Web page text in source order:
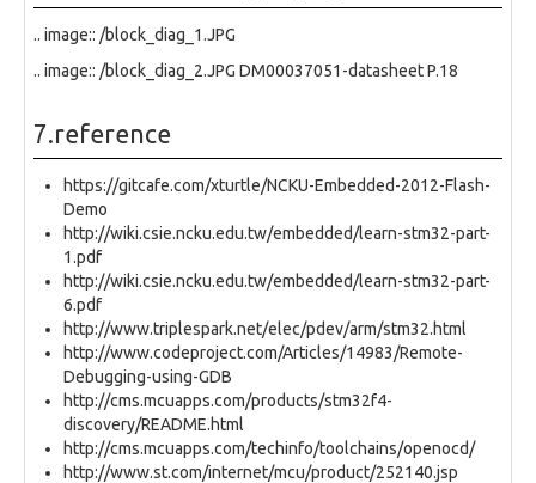
.. image:: /block_diag_1.JPG
.. image:: /block_diag_2.JPG DM00037051-datasheet P.18
7.reference
https://gitcafe.com/xturtle/NCKU-Embedded-2012-Flash-
Demo
http://wiki.csie.ncku.edu.tw/embedded/learn-stm32-part-
1.pdf
http://wiki.csie.ncku.edu.tw/embedded/learn-stm32-part-
6.pdf
http://www.triplespark.net/elec/pdev/arm/stm32.html
http://www.codeproject.com/Articles/14983/Remote-
Debugging-using-GDB
http://cms.mcuapps.com/products/stm32f4-
discovery/README.html
http://cms.mcuapps.com/techinfo/toolchains/openocd/
http://www.st.com/internet/mcu/product/252140.jsp